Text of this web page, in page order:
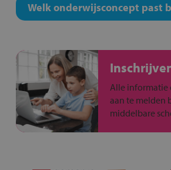
Welk onderwijsconcept past
Alle informatie
aan te melden
middelbare